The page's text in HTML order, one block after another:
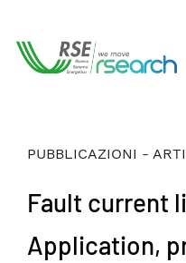
PUBBLICAZIONI -
Fault current
Application,